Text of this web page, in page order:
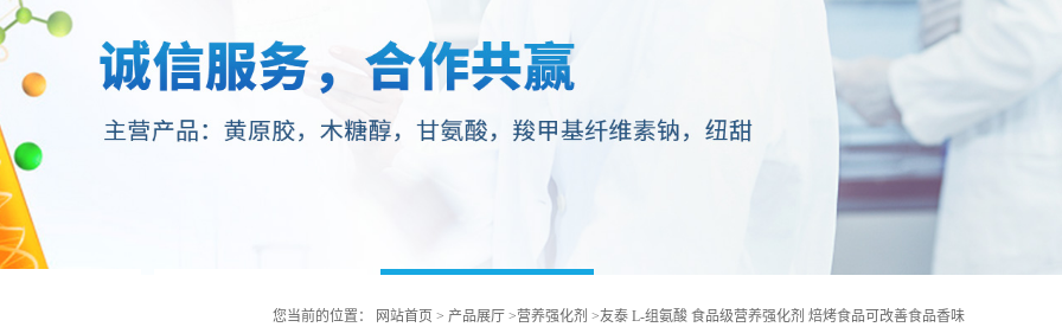
您当前的位置： 网站首页 > 产品展厅 >营养强化剂 >友泰 L-组氨酸 食品级营养强化剂 焙烤食品可改善食品香味